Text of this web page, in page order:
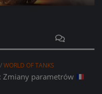
/WORLD OF TANKS
Zmiany parametrów